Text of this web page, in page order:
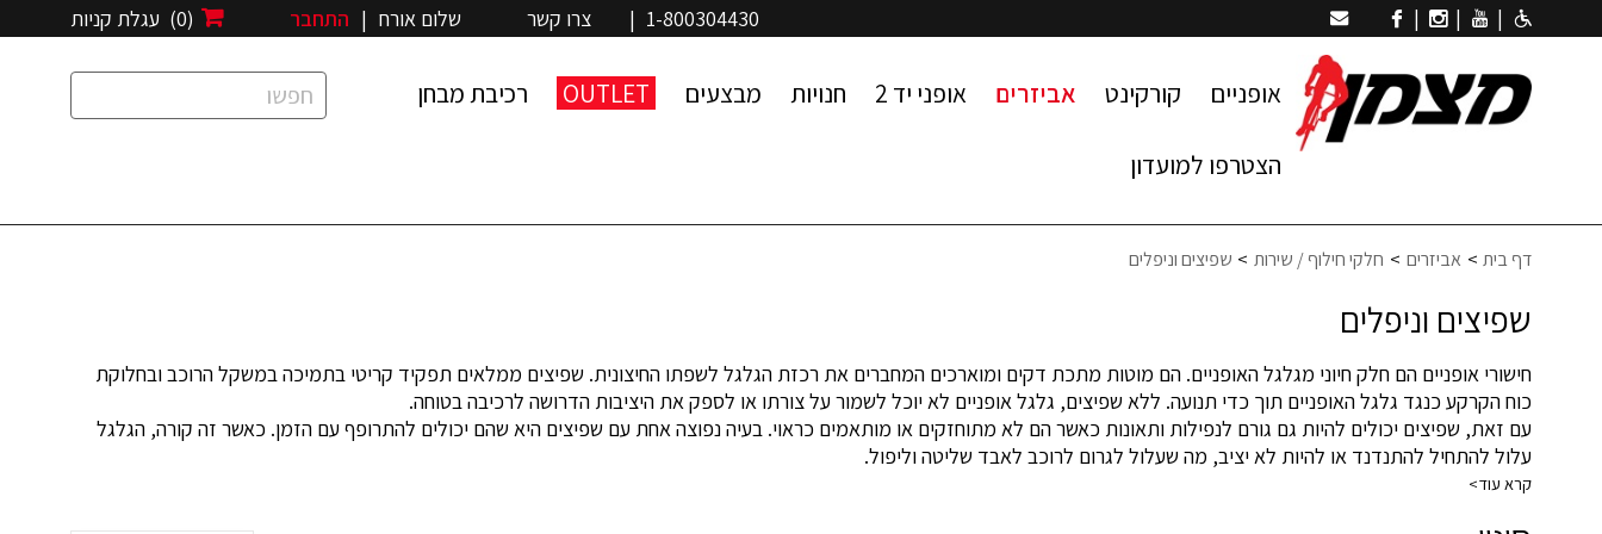
|
|
|
(0) עגלת קניות שלום אורח | התחבר 1-800304430
| צרו קשר
אופניים קורקינט אביזרים אופני יד 2 חנויות מבצעים OUTLET רכיבת מבחן
הצטרפו למועדון
דף בית אביזרים חלקי חילוף / שירות שפיצים וניפלים
שפיצים וניפלים
חישורי אופניים הם חלק חיוני מגלגל האופניים. הם מוטות מתכת דקים ומוארכים המחברים את רכזת הגלגל לשפתו החיצונית. שפיצים ממלאים תפקיד קריטי בתמיכה במשקל הרוכב ובחלוקת
כוח הקרקע כנגד גלגל האופניים תוך כדי תנועה. ללא שפיצים, גלגל אופניים לא יוכל לשמור על צורתו או לספק את היציבות הדרושה לרכיבה בטוחה.
עם זאת, שפיצים יכולים להיות גם גורם לנפילות ותאונות כאשר הם לא מתוחזקים או מותאמים כראוי. בעיה נפוצה אחת עם שפיצים היא שהם יכולים להתרופף עם הזמן. כאשר זה קורה, הגלגל
עלול להתחיל להתנדנד או להיות לא יציב, מה שעלול לגרום לרוכב לאבד שליטה וליפול.
בעיה אפשרית נוספת עם שפיצים היא שהם יכולים להישבר או להישבר תחת לחץ. זה יכול להתרחש אם הרוכב מעמיס יותר מדי משקל על האופניים או אם השפיצים בלויים או פגומים. כשחישור
קרא עוד>